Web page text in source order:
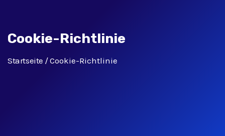
Cookie-Richtlinie
Startseite Cookie-Richtlinie